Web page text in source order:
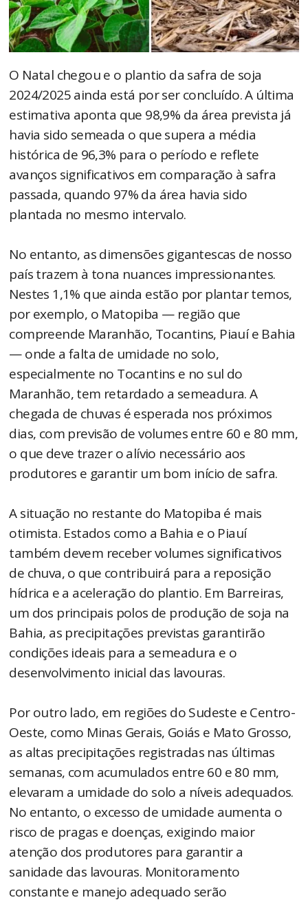
O Natal chegou e o plantio da safra de soja
2024/2025 ainda está por ser concluído. A última
estimativa aponta que 98,9% da área prevista já
havia sido semeada o que supera a média
histórica de 96,3% para o período e reflete
avanços significativos em comparação à safra
passada, quando 97% da área havia sido
plantada no mesmo intervalo.
No entanto, as dimensões gigantescas de nosso
país trazem à tona nuances impressionantes.
Nestes 1,1% que ainda estão por plantar temos,
por exemplo, o Matopiba — região que
compreende Maranhão, Tocantins, Piauí e Bahia
— onde a falta de umidade no solo,
especialmente no Tocantins e no sul do
Maranhão, tem retardado a semeadura. A
chegada de chuvas é esperada nos próximos
dias, com previsão de volumes entre 60 e 80 mm,
o que deve trazer o alívio necessário aos
produtores e garantir um bom início de safra.
A situação no restante do Matopiba é mais
otimista. Estados como a Bahia e o Piauí
também devem receber volumes significativos
de chuva, o que contribuirá para a reposição
hídrica e a aceleração do plantio. Em Barreiras,
um dos principais polos de produção de soja na
Bahia, as precipitações previstas garantirão
condições ideais para a semeadura e o
desenvolvimento inicial das lavouras.
Por outro lado, em regiões do Sudeste e Centro-
Oeste, como Minas Gerais, Goiás e Mato Grosso,
as altas precipitações registradas nas últimas
semanas, com acumulados entre 60 e 80 mm,
elevaram a umidade do solo a níveis adequados.
No entanto, o excesso de umidade aumenta o
risco de pragas e doenças, exigindo maior
atenção dos produtores para garantir a
sanidade das lavouras. Monitoramento
constante e manejo adequado serão